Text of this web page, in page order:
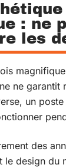
: ne
les
ne garantit
un
des
le design du